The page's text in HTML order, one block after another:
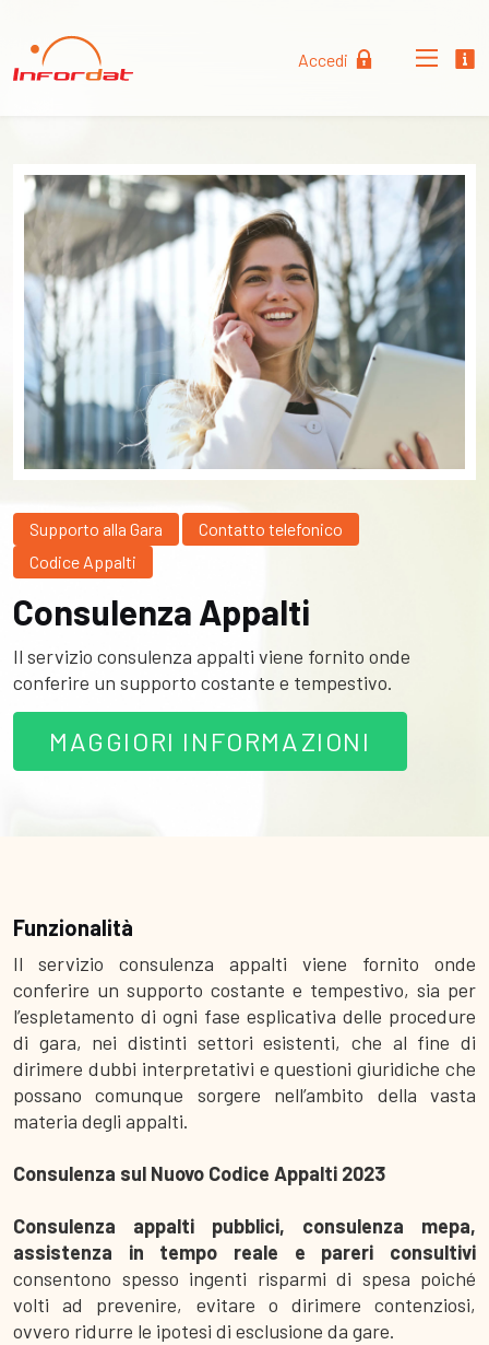
Accedi
Supporto alla Gara
Contatto telefonico
Codice Appalti
Consulenza Appalti
Il servizio consulenza appalti viene fornito onde
conferire un supporto costante e tempestivo.
MAGGIORI INFORMAZIONI
Funzionalità
Il servizio consulenza appalti viene fornito onde
conferire un supporto costante e tempestivo, sia per
l’espletamento di ogni fase esplicativa delle procedure
di gara, nei distinti settori esistenti, che al fine di
dirimere dubbi interpretativi e questioni giuridiche che
possano comunque sorgere nell’ambito della vasta
materia degli appalti.
Consulenza sul Nuovo Codice Appalti 2023
Consulenza appalti pubblici, consulenza mepa,
assistenza in tempo reale e pareri consultivi
consentono spesso ingenti risparmi di spesa poiché
volti ad prevenire, evitare o dirimere contenziosi,
ovvero ridurre le ipotesi di esclusione da gare.